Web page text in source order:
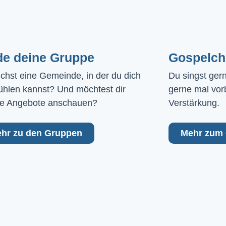
deine Gruppe
eine Gemeinde, in der du dich
kannst? Und möchtest dir
Angebote anschauen?
zu den Gruppen
Du singst
gerne mal
Verstärkung.
Mehr